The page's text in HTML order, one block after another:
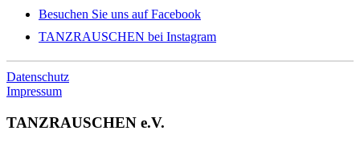
Besuchen Sie uns auf Facebook
TANZRAUSCHEN bei Instagram
Datenschutz
Impressum
TANZRAUSCHEN e.V.